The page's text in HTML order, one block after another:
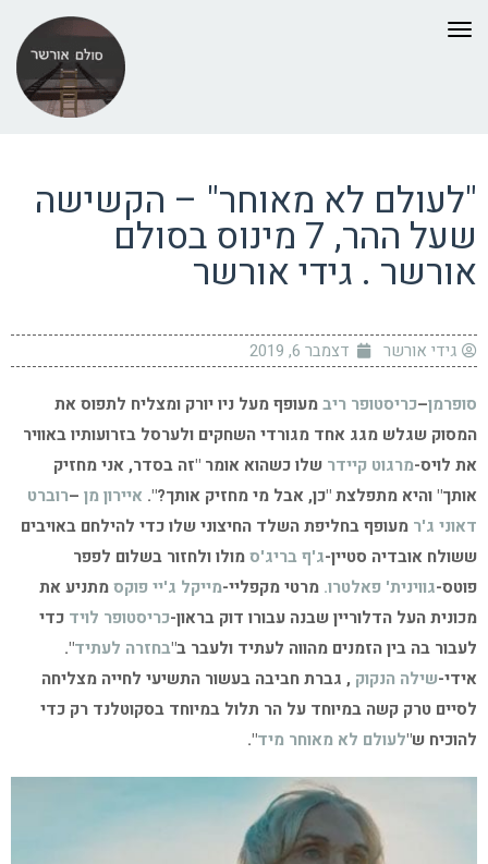
תפריט
"לעולם לא מאוחר" – הקשישה
שעל ההר, 7 מינוס בסולם
אורשר . גידי אורשר
גידי אורשר דצמבר 6, 2019
סופרמן–כריסטופר ריבמעופף מעל ניו יורק ומצליח לתפוס את
המסוק שגלש מגג אחד מגורדי השחקים ולערסל בזרועותיו באוויר
את לויס-מרגוט קיידר שלו כשהוא אומר "זה בסדר, אני מחזיק
אותך" והיא מתפלצת "כן, אבל מי מחזיק אותך?". איירון מן –רוברט
דאוני ג'ר מעופף בחליפת השלד החיצוני שלו כדי להילחם באויבים
ששולח אובדיה סטיין-ג'ף בריג'סמולו ולחזור בשלום לפפר
פוטס-גווינית' פאלטרו. מרטי מקפליי-מייקל ג'יי פוקסמתניע את
מכונית העל הדלוריין שבנה עבורו דוק בראון-כריסטופר לויד כדי
לעבור בה בין הזמנים מהווה לעתיד ולעבר ב"בחזרה לעתיד".
אידי-שילה הנקוק , גברת חביבה בעשור התשיעי לחייה מצליחה
לסיים טרק קשה במיוחד על הר תלול במיוחד בסקוטלנד רק כדי
להוכיח ש"לעולם לא מאוחר מיד".